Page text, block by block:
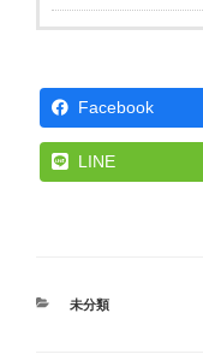
Facebook
LINE
カ
未分類